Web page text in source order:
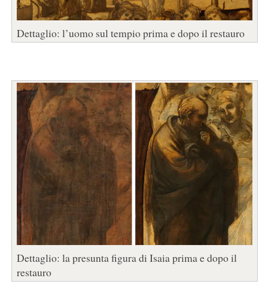
Dettaglio: l’uomo sul tempio prima e dopo il restauro
Dettaglio: la presunta figura di Isaia prima e dopo il
restauro